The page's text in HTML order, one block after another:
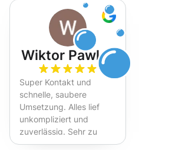
Wiktor Pawlak
Super Kontakt und
schnelle, saubere
Umsetzung. Alles lief
unkompliziert und
zuverlässig. Sehr zu
empfehlen!